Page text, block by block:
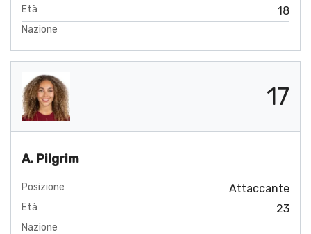
Età 18
Nazione
17
A. Pilgrim
Posizione Attaccante
Età 23
Nazione